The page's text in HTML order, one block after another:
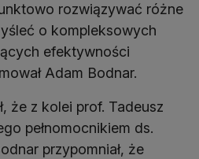
rozwiązywać różne
o kompleksowych
efektywności
Adam Bodnar.
że z kolei prof. Tadeusz
pełnomocnikiem ds.
przypomniał, że